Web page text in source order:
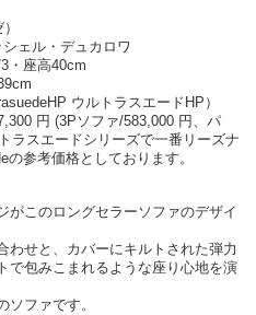
ェル・デュカロワ
・座高40cm
ウルトラスエードHP）
円 (3Pソファ/583,000 円、パ
ラスエードシリーズで一番リーズナ
参考価格としております。
がこのロングセラーソファのデザイ
わせと、カバーにキルトされた弾力
で包みこまれるような座り心地を演
ソファです。